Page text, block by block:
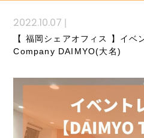
2022.10.07 |
【 福岡シェアオフィス 】イ
Company DAIMYO(大名)